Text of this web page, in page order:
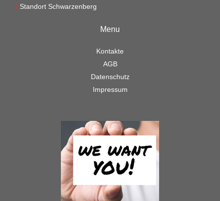
Standort Schwarzenberg
Menu
Kontakte
AGB
Datenschutz
Impressum